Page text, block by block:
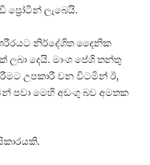
ප්‍රෝටීන් ලැබෙයි.
නිර්දේශිත දෛනික
ලබා දෙයි. මාංශ පේශි තන්තු
උපකාරී වන විටමින් ඊ,
පවා මෙහි අඩංගු බව අමතක